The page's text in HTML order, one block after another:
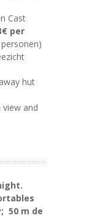
Cast
per
hut
and
50 m de